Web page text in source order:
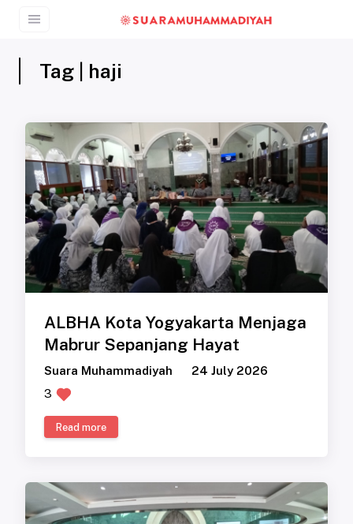
Tag | haji
ALBHA Kota Yogyakarta Menjaga
Mabrur Sepanjang Hayat
Suara Muhammadiyah
24 July 2026
3
Read more